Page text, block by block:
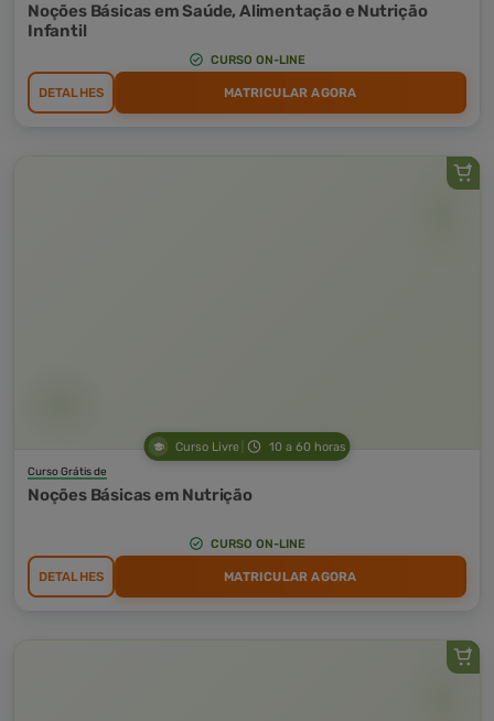
Noções Básicas em Saúde, Alimentação e Nutrição
Infantil
CURSO ON-LINE
DETALHES MATRICULAR AGORA
Curso Livre 10 a 60 horas
Curso Grátis de
Noções Básicas em Nutrição
CURSO ON-LINE
DETALHES MATRICULAR AGORA